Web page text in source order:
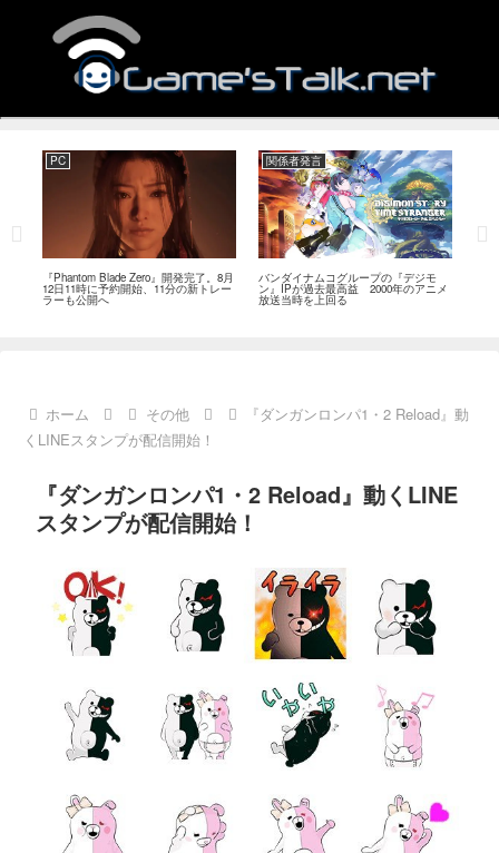
PC
『Phantom Blade Zero』開発完了。8月
12日11時に予約開始、11分の新トレー
ラーも公開へ
関係者発言
バンダイナムコグループの『デジモ
ン』IPが過去最高益 2000年のアニメ
放送当時を上回る
ホーム その他
『ダンガンロンパ1・2 Reload』動
くLINEスタンプが配信開始！
『ダンガンロンパ1・2 Reload』動くLINE
スタンプが配信開始！